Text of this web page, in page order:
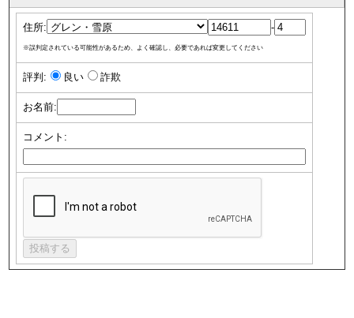
住所: -
※誤判定されている可能性があるため、よく確認し、必要であれば変更してください
評判: 良い 詐欺
お名前:
コメント: